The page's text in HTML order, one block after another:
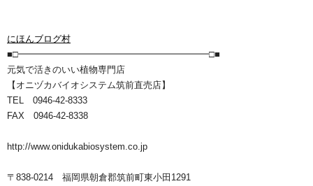
にほんブログ村
■□━━━━━━━━━━━━━━━━━━━━━□■
元気で活きのいい植物専門店
【オニヅカバイオシステム筑前直売店】
TEL 0946-42-8333
FAX 0946-42-8338
http://www.onidukabiosystem.co.jp
〒838-0214 福岡県朝倉郡筑前町東小田1291